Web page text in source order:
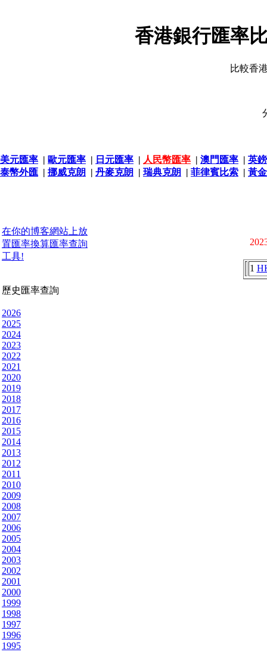
香港銀行匯率
比較香
美元匯率 | 歐元匯率 | 日元匯率 | 人民幣匯率 | 澳門匯率 | 英
泰幣外匯 | 挪威克朗 | 丹麥克朗 | 瑞典克朗 | 菲律賓比索 | 黃
在你的博客網站上放
置匯率換算匯率查詢
工具!
歷史匯率查詢
2026
2025
2024
2023
2022
2021
2020
2019
2018
2017
2016
2015
2014
2013
2012
2011
2010
2009
2008
2007
2006
2005
2004
2003
2002
2001
2000
1999
1998
1997
1996
1995
1